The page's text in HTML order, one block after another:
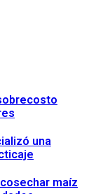
una
maíz